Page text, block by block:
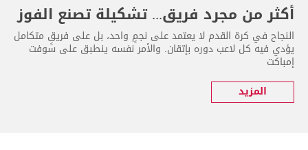
أكثر من مجرد فريق... تشكيلة تصنع الفوز
النجاح في كرة القدم لا يعتمد على نجمٍ واحد، بل على فريقٍ متكامل
يؤدي فيه كل لاعب دوره بإتقان. والأمر نفسه ينطبق على سوفت
إمباكت
المزيد